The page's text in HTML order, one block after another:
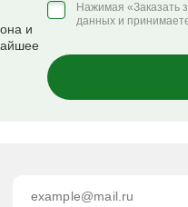
и
Нажимая «Заказать
данных и